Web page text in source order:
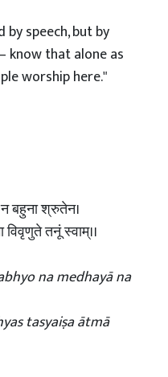
speech, but by
know that alone as
worship here."
बहुना श्रुतेन।
तनूं स्वाम्।।
na medhayā na
tasyaiṣa ātmā